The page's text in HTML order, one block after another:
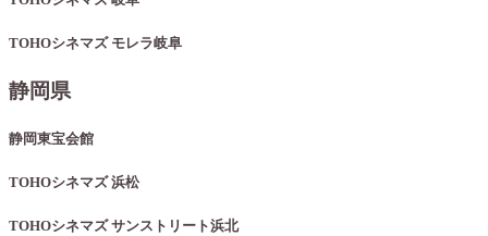
TOHOシネマズ モレラ岐阜
静岡県
静岡東宝会館
TOHOシネマズ 浜松
TOHOシネマズ サンストリート浜北